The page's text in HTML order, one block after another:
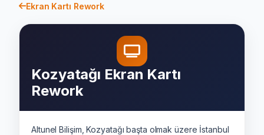
Ekran Kartı Rework
Kozyatağı Ekran Kartı
Rework
Altunel Bilişim, Kozyatağı başta olmak üzere İstanbul